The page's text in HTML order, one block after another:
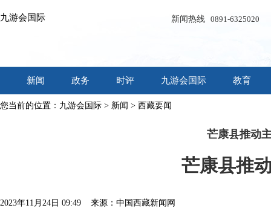
九游会国际 新闻热线 0891-6325020
新闻 政务 时评 九游会国际 教育
您当前的位置： 九游会国际 > 新闻 > 西藏要闻
芒康县推动
芒康县推
2023年11月24日 09:49 来源：中国西藏新闻网